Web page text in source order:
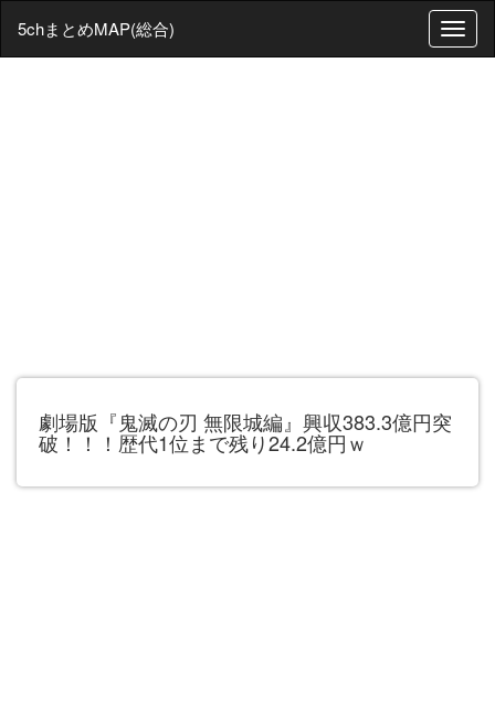
T
o
5chまとめMAP(総合)
劇場版『鬼滅の刃 無限城編』興収383.3億円突
破！！！歴代1位まで残り24.2億円ｗ